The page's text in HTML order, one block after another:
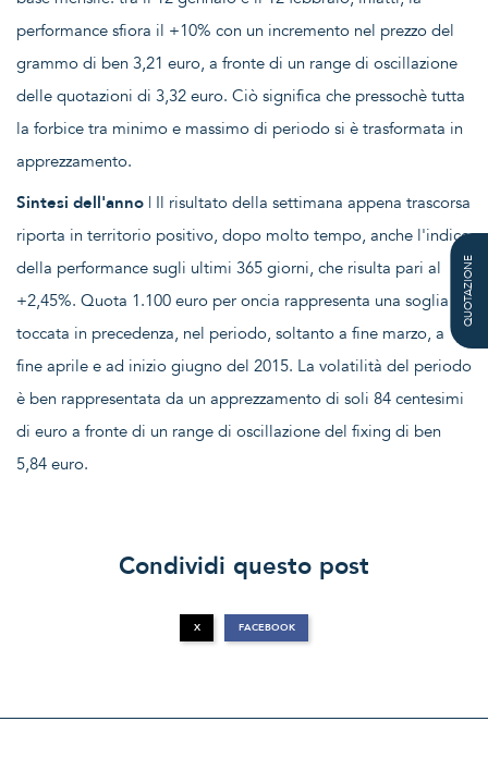
performance sfiora il +10% con un incremento nel prezzo del
grammo di ben 3,21 euro, a fronte di un range di oscillazione
delle quotazioni di 3,32 euro. Ciò significa che pressochè tutta
la forbice tra minimo e massimo di periodo si è trasformata in
apprezzamento.
Sintesi dell'anno | Il risultato della settimana appena trascorsa
riporta in territorio positivo, dopo molto tempo, anche l'indice
della performance sugli ultimi 365 giorni, che risulta pari al
+2,45%. Quota 1.100 euro per oncia rappresenta una soglia
toccata in precedenza, nel periodo, soltanto a fine marzo, a
fine aprile e ad inizio giugno del 2015. La volatilità del periodo
è ben rappresentata da un apprezzamento di soli 84 centesimi
di euro a fronte di un range di oscillazione del fixing di ben
5,84 euro.
Condividi questo post
X FACEBOOK
QUOTAZIONE